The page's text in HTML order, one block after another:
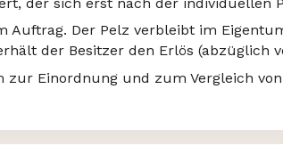
Auftrag. Der Pelz verbleibt im
der Besitzer den Erlös (abzüglich
Einordnung und zum Vergleich